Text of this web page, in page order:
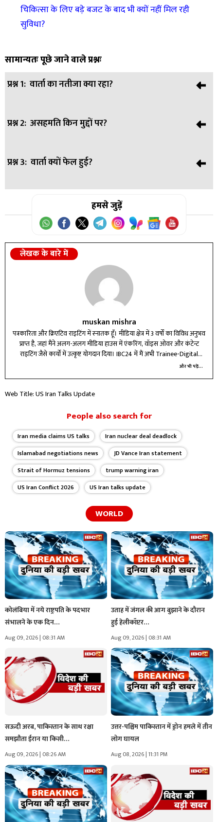
चिकित्सा के लिए बड़े बजट के बाद भी क्यों नहीं मिल रही
सुविधा?
सामान्यतः पूछे जाने वाले प्रश्नः
प्रश्न 1: वार्ता का नतीजा क्या रहा?
उत्तर: बेनतीजा खत्म
प्रश्न 2: असहमति किन मुद्दों पर?
उत्तर: होर्मुज समेत कई मुद्दे
प्रश्न 3: वार्ता क्यों फेल हुई?
अमेरिकी शर्तों पर विवादहमसे जुड़ें
लेखक के बारे में
muskan mishra
पत्रकारिता और क्रिएटिव राइटिंग में स्नातक हूँ। मीडिया क्षेत्र में 3 वर्षों का विविध अनुभव
प्राप्त है, जहां मैंने अलग-अलग मीडिया हाउस में एंकरिंग, वॉइस ओवर और कंटेन्ट
राइटिंग जैसे कार्यों में उत्कृष्ट योगदान दिया। IBC24 में मैं अभी Trainee-Digital
और भी पढ़ें...
Web Title: US Iran Talks Update
People also search for
Iran media claims US talks
Iran nuclear deal deadlock
Islamabad negotiations news
JD Vance Iran statement
Strait of Hormuz tensions
trump warning iran
US Iran Conflict 2026
US Iran talks update
WORLD
कोलंबिया में नये राष्ट्रपति के पदभार
संभालने के एक दिन…
Aug 09, 2026 | 08:31 AM
उताह में जंगल की आग बुझाने के दौरान
हुई हेलीकॉप्टर…
Aug 09, 2026 | 08:31 AM
सऊदी अरब, पाकिस्तान के साथ रक्षा
समझौता ईरान या किसी…
Aug 09, 2026 | 08:26 AM
उत्तर-पश्चिम पाकिस्तान में ड्रोन हमले में तीन
लोग घायल
Aug 08, 2026 | 11:31 PM